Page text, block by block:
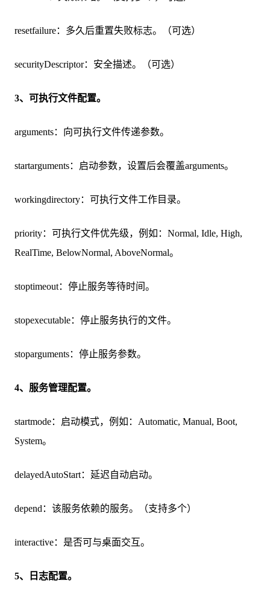
resetfailure：多久后重置失败标志。（可选）
securityDescriptor：安全描述。（可选）
3、可执行文件配置。
arguments：向可执行文件传递参数。
startarguments：启动参数，设置后会覆盖arguments。
workingdirectory：可执行文件工作目录。
priority：可执行文件优先级，例如：Normal, Idle, High,
RealTime, BelowNormal, AboveNormal。
stoptimeout：停止服务等待时间。
stopexecutable：停止服务执行的文件。
stoparguments：停止服务参数。
4、服务管理配置。
startmode：启动模式，例如：Automatic, Manual, Boot,
System。
delayedAutoStart：延迟自动启动。
depend：该服务依赖的服务。（支持多个）
interactive：是否可与桌面交互。
5、日志配置。